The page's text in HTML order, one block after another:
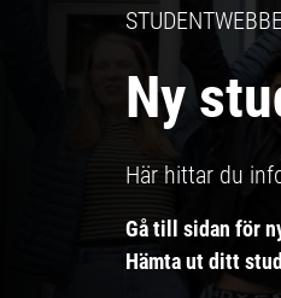
Ny
Här hittar du
Gå till sidan för
Hämta ut ditt